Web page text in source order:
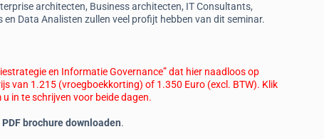
architecten, Business architecten, IT Consultants,
Data Analisten zullen veel profijt hebben van dit seminar.
en Informatie Governance” dat hier naadloos op
van 1.215 (vroegboekkorting) of 1.350 Euro (excl. BTW). Klik
in te schrijven voor beide dagen.
brochure downloaden.